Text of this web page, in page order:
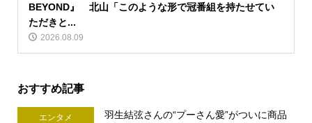
BEYOND』 北山「このような形で冠番組を持たせてい
ただきと...
2026.08.09
おすすめ記事
エンタメ
羽生結弦さんの“プーさん愛”がついに商品